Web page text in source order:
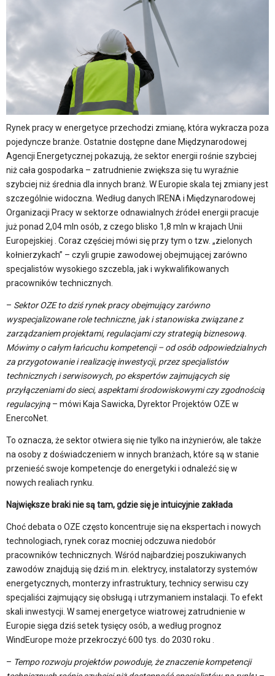
Rynek pracy w energetyce przechodzi zmianę, która wykracza poza
pojedyncze branże. Ostatnie dostępne dane Międzynarodowej
Agencji Energetycznej pokazują, że sektor energii rośnie szybciej
niż cała gospodarka – zatrudnienie zwiększa się tu wyraźnie
szybciej niż średnia dla innych branż. W Europie skala tej zmiany jest
szczególnie widoczna. Według danych IRENA i Międzynarodowej
Organizacji Pracy w sektorze odnawialnych źródeł energii pracuje
już ponad 2,04 mln osób, z czego blisko 1,8 mln w krajach Unii
Europejskiej . Coraz częściej mówi się przy tym o tzw. „zielonych
kołnierzykach” – czyli grupie zawodowej obejmującej zarówno
specjalistów wysokiego szczebla, jak i wykwalifikowanych
pracowników technicznych.
– Sektor OZE to dziś rynek pracy obejmujący zarówno
wyspecjalizowane role techniczne, jak i stanowiska związane z
zarządzaniem projektami, regulacjami czy strategią biznesową.
Mówimy o całym łańcuchu kompetencji – od osób odpowiedzialnych
za przygotowanie i realizację inwestycji, przez specjalistów
technicznych i serwisowych, po ekspertów zajmujących się
przyłączeniami do sieci, aspektami środowiskowymi czy zgodnością
regulacyjną – mówi Kaja Sawicka, Dyrektor Projektów OZE w
EnercoNet.
To oznacza, że sektor otwiera się nie tylko na inżynierów, ale także
na osoby z doświadczeniem w innych branżach, które są w stanie
przenieść swoje kompetencje do energetyki i odnaleźć się w
nowych realiach rynku.
Największe braki nie są tam, gdzie się je intuicyjnie zakłada
Choć debata o OZE często koncentruje się na ekspertach i nowych
technologiach, rynek coraz mocniej odczuwa niedobór
pracowników technicznych. Wśród najbardziej poszukiwanych
zawodów znajdują się dziś m.in. elektrycy, instalatorzy systemów
energetycznych, monterzy infrastruktury, technicy serwisu czy
specjaliści zajmujący się obsługą i utrzymaniem instalacji. To efekt
skali inwestycji. W samej energetyce wiatrowej zatrudnienie w
Europie sięga dziś setek tysięcy osób, a według prognoz
WindEurope może przekroczyć 600 tys. do 2030 roku .
– Tempo rozwoju projektów powoduje, że znaczenie kompetencji